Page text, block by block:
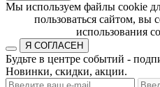
​​​​​​​Мы используем файлы cookie
пользоваться сайтом, вы
использования
Я СОГЛАСЕН
Будьте в центре событий -
Новинки, скидки, акции.